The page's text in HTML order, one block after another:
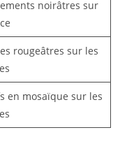
noirâtres sur
rougeâtres sur les
en mosaïque sur les